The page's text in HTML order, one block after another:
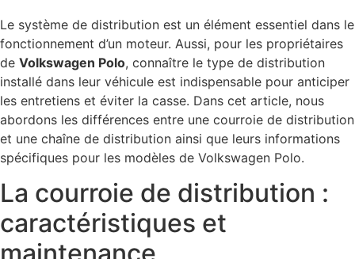
Le système de distribution est un élément essentiel dans le
fonctionnement d’un moteur. Aussi, pour les propriétaires
de Volkswagen Polo, connaître le type de distribution
installé dans leur véhicule est indispensable pour anticiper
les entretiens et éviter la casse. Dans cet article, nous
abordons les différences entre une courroie de distribution
et une chaîne de distribution ainsi que leurs informations
spécifiques pour les modèles de Volkswagen Polo.
La courroie de distribution :
caractéristiques et